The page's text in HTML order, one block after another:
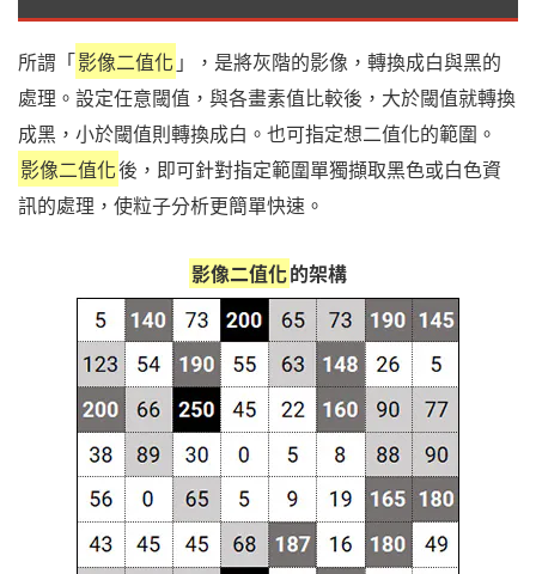
所謂「影像二值化 」，是將灰階的影像，轉換成白與黑的
處理。設定任意閾值，與各畫素值比較後，大於閾值就轉換
成黑，小於閾值則轉換成白。也可指定想二值化的範圍。
影像二值化後，即可針對指定範圍單獨擷取黑色或白色資
訊的處理，使粒子分析更簡單快速。
影像二值化的架構